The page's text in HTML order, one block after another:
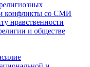
конфликты со СМИ
нравственности
и обществе